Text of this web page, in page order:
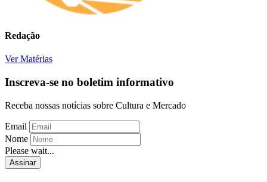
Redação
Ver Matérias
Inscreva-se no boletim informativo
Receba nossas notícias sobre Cultura e Mercado
Email
Nome
Please wait...
Assinar